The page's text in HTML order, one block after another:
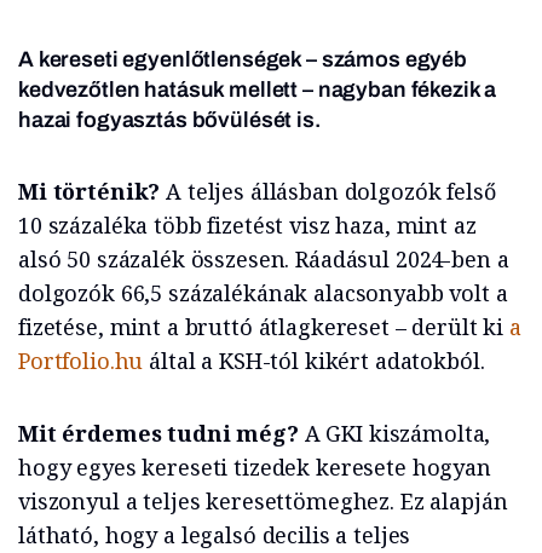
A kereseti egyenlőtlenségek – számos egyéb
kedvezőtlen hatásuk mellett – nagyban fékezik a
hazai fogyasztás bővülését is.
Mi történik?A teljes állásban dolgozók felső
10 százaléka több fizetést visz haza, mint az
alsó 50 százalék összesen. Ráadásul 2024-ben a
dolgozók 66,5 százalékának alacsonyabb volt a
fizetése, mint a bruttó átlagkereset – derült ki a
Portfolio.hu által a KSH-tól kikért adatokból.
Mit érdemes tudni még? A GKI kiszámolta,
hogy egyes kereseti tizedek keresete hogyan
viszonyul a teljes keresettömeghez. Ez alapján
látható, hogy a legalsó decilis a teljes